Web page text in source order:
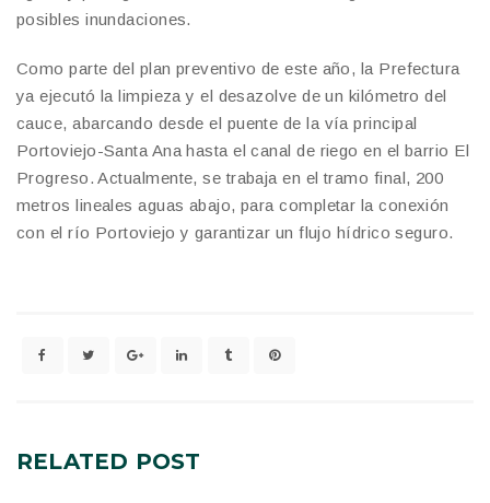
posibles inundaciones.
Como parte del plan preventivo de este año, la Prefectura
ya ejecutó la limpieza y el desazolve de un kilómetro del
cauce, abarcando desde el puente de la vía principal
Portoviejo-Santa Ana hasta el canal de riego en el barrio El
Progreso. Actualmente, se trabaja en el tramo final, 200
metros lineales aguas abajo, para completar la conexión
con el río Portoviejo y garantizar un flujo hídrico seguro.
RELATED POST